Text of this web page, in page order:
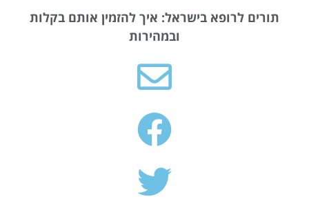
תורים לרופא בישראל: איך להזמין אותם בקלות
ובמהירות